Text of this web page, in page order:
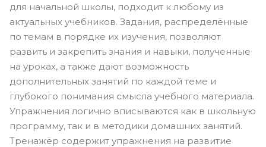
для начальной школы, подходит к любому из
актуальных учебников. Задания, распределённые
по темам в порядке их изучения, позволяют
развить и закрепить знания и навыки, полученные
на уроках, а также дают возможность
дополнительных занятий по каждой теме и
глубокого понимания смысла учебного материала.
Упражнения логично вписываются как в школьную
программу, так и в методики домашних занятий.
Тренажёр содержит упражнения на развитие